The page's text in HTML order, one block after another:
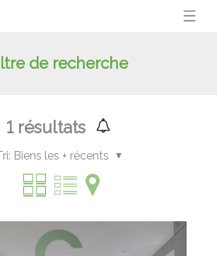
de recherche
1résultats
Biens les + récents